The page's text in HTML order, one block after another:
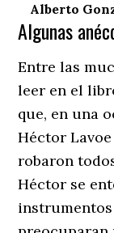
Alberto
Algunas
Entre las
leer en el
que, en una
Héctor
robaron
Héctor se